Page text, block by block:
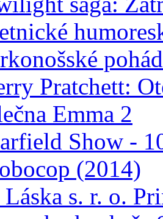
Pratchett:
Emma 2
Show -
(2014)
s. r. o.